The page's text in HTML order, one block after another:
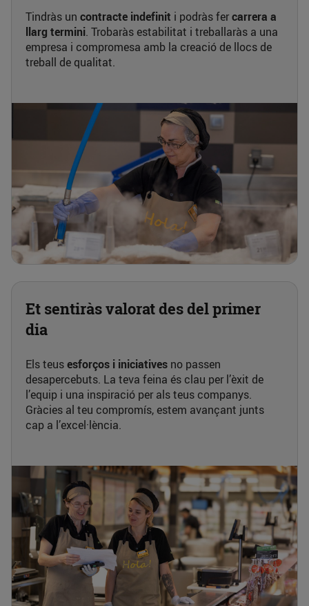
Tindràs un contracte indefinit i podràs fercarrera a
llarg termini. Trobaràs estabilitat i treballaràs a una
empresa i compromesa amb la creació de llocs de
treball de qualitat.
Et sentiràs valorat des del primer
dia
Els teusesforços i iniciatives no passen
desapercebuts. La teva feina és clau per l’èxit de
l’equip i una inspiració per als teus companys.
Gràcies al teu compromís, estem avançant junts
cap a l’excel·lència.